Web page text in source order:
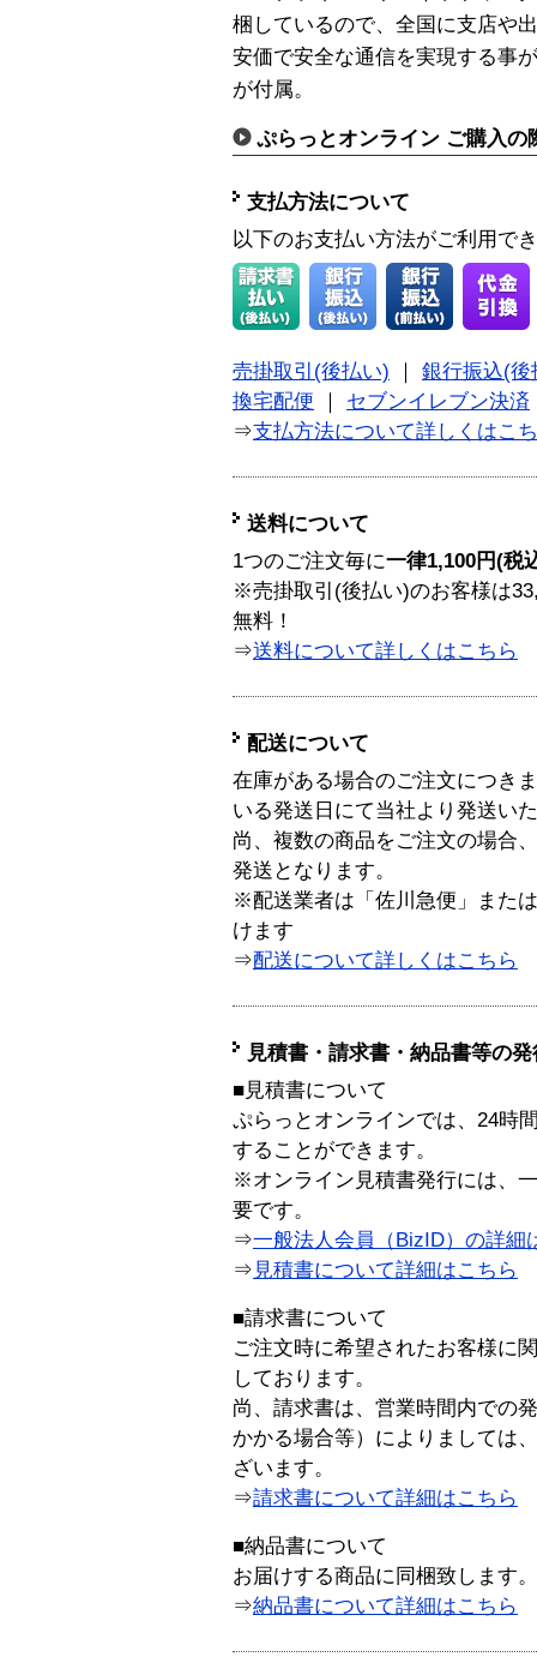
梱しているので、全国に支店や
安価で安全な通信を実現する事
が付属。
ぷらっとオンライン ご購入の
支払方法について
以下のお支払い方法がご利用で
売掛取引(後払い)
銀行振込(後
換宅配便
セブンイレブン決済
⇒支払方法について詳しくはこ
送料について
1つのご注文毎に一律1,100円(税
※売掛取引(後払い)のお客様は
無料！
⇒送料について詳しくはこちら
配送について
在庫がある場合のご注文につき
いる発送日にて当社より発送い
尚、複数の商品をご注文の場合
発送となります。
※配送業者は「佐川急便」また
けます
⇒配送について詳しくはこちら
見積書・請求書・納品書等の
■見積書について
ぷらっとオンラインでは、24時
することができます。
※オンライン見積書発行には、
要です。
⇒一般法人会員（BizID）の詳細
⇒ 見積書について詳細はこちら
■請求書について
ご注文時に希望されたお客様に
しております。
尚、請求書は、営業時間内での
かかる場合等）によりましては
ざいます。
⇒請求書について詳細はこちら
■納品書について
お届けする商品に同梱致します。
⇒納品書について詳細はこちら